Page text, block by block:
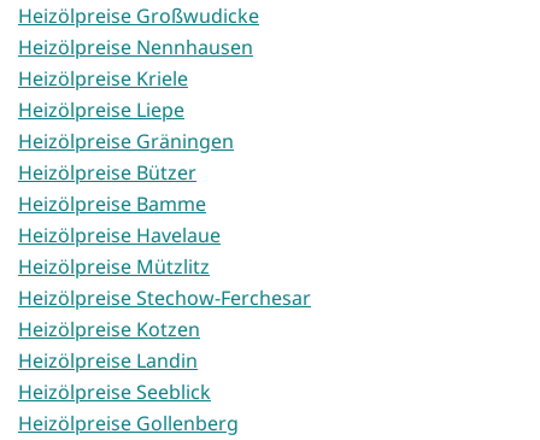
Heizölpreise Großwudicke
Heizölpreise Nennhausen
Heizölpreise Kriele
Heizölpreise Liepe
Heizölpreise Gräningen
Heizölpreise Bützer
Heizölpreise Bamme
Heizölpreise Havelaue
Heizölpreise Mützlitz
Heizölpreise Stechow-Ferchesar
Heizölpreise Kotzen
Heizölpreise Landin
Heizölpreise Seeblick
Heizölpreise Gollenberg